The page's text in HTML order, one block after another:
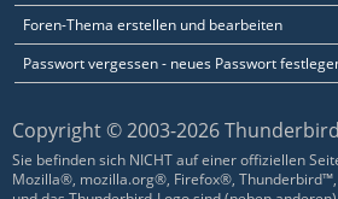
Foren-Thema erstellen und bearbeiten
Passwort vergessen - neues Passwort
Copyright © 2003-2026
Sie befinden sich NICHT auf einer offiziellen
Mozilla®, mozilla.org®, Firefox®,